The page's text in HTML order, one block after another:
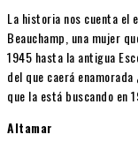
La historia nos cuenta el
Beauchamp, una mujer
1945 hasta la antigua
del que caerá
que la está buscando en
Altamar